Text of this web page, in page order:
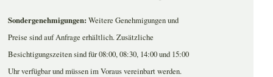
Sondergenehmigungen: Weitere Genehmigungen und
Preise sind auf Anfrage erhältlich. Zusätzliche
Besichtigungszeiten sind für 08:00, 08:30, 14:00 und 15:00
Uhr verfügbar und müssen im Voraus vereinbart werden.